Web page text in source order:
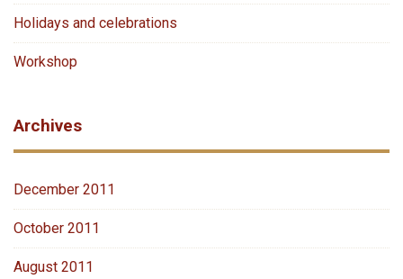
Holidays and celebrations
Workshop
Archives
December 2011
October 2011
August 2011